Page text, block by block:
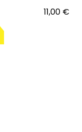
11,00 €